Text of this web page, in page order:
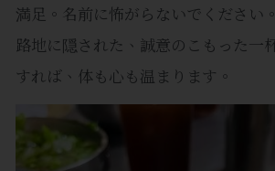
満足。名前に怖がらないでください
路地に隠された、誠意のこもった一
すれば、体も心も温まります。